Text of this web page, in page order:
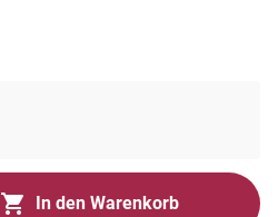
In den Warenkorb